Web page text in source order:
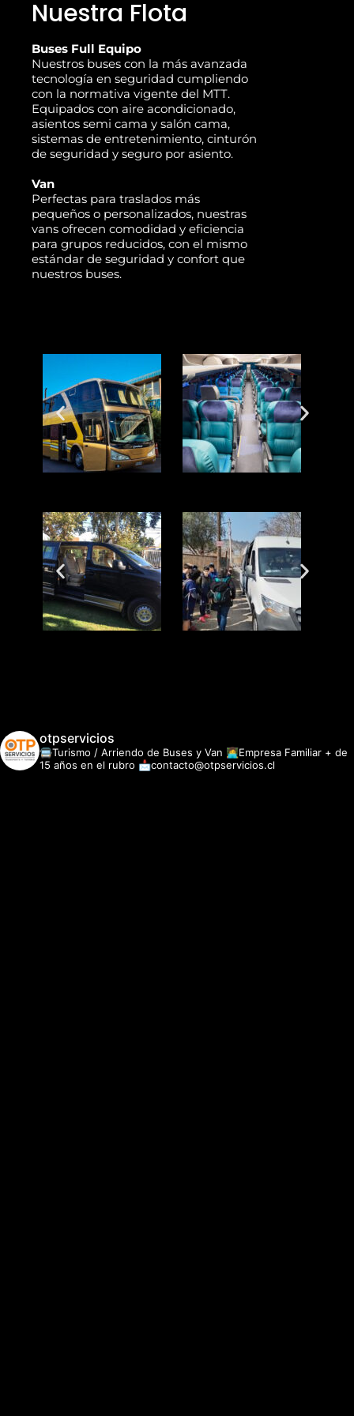
Nuestra Flota
Buses Full Equipo
Nuestros buses con la más avanzada
tecnología en seguridad cumpliendo
con la normativa vigente del MTT.
Equipados con aire acondicionado,
asientos semi cama y salón cama,
sistemas de entretenimiento, cinturón
de seguridad y seguro por asiento.
Van
Perfectas para traslados más
pequeños o personalizados, nuestras
vans ofrecen comodidad y eficiencia
para grupos reducidos, con el mismo
estándar de seguridad y confort que
nuestros buses.
otpservicios
🚍Turismo / Arriendo de Buses y Van 👩‍💻Empresa Familiar + de
15 años en el rubro 📩contacto@otpservicios.cl